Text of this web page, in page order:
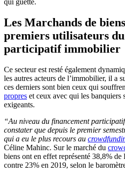
qui guette.
Les Marchands de
premiers utilisateurs
participatif immobilier
Ce secteur est resté également
les autres acteurs de l’immobilier, il a
ces derniers sont bien ceux qui
propres et ceux avec qui les banquiers
exigeants.
“Au niveau du financement
constater que depuis le premier
qui a eu le plus recours au
Céline Mahinc. Sur le marché du
biens ont en effet représenté 38,8%
contre 23% en 2019, selon le